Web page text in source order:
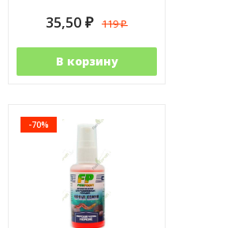
35,50 ₽ 119₽
В корзину
-70%